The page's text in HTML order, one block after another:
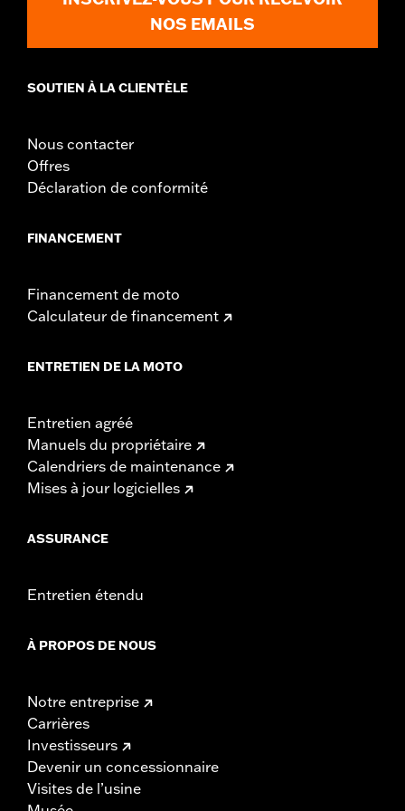
In the Box:Front and rear docking points, and all required
WARRANTY:1 year limited warranty – Go towww.h-
NOS EMAILS
SOUTIEN À LA CLIENTÈLE
Nous contacter
Offres
Déclaration de conformité
FINANCEMENT
Financement de moto
Calculateur de financement
ENTRETIEN DE LA MOTO
Entretien agréé
Manuels du propriétaire
Calendriers de maintenance
Mises à jour logicielles
ASSURANCE
Entretien étendu
À PROPOS DE NOUS
Notre entreprise
Carrières
Investisseurs
Devenir un concessionnaire
Visites de l’usine